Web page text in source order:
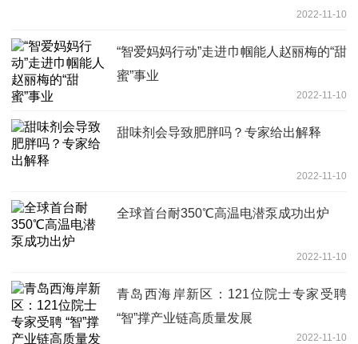
2022-11-10
“智爱妈妈行动”走进巾帼能人赵丽梅的“甜
蜜”事业
2022-11-10
甜味剂会导致肥胖吗？专家给出解释
2022-11-10
全球首台耐350℃高温电潜泵成功出炉
2022-11-10
青岛西海岸新区：121位院士专家受聘
“智”撑产业链高质量发展
2022-11-10